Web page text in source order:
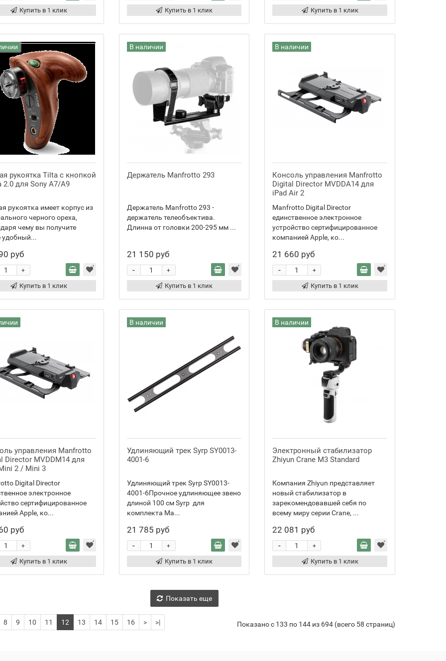
Купить в 1 клик Купить в 1 клик Купить в 1 клик
рукоятка Tilta с кнопкой
2.0 для Sony A7/A9
рукоятка имеет корпус из
черного ореха,
чему вы получите
удобный...
руб
+
Купить в 1 клик
В наличии
Держатель Manfrotto 293
Держатель Manfrotto 293 -
держатель телеобъектива.
Длинна от головки 200-295 мм ...
21 150 руб
+
-
Купить в 1 клик
В наличии
Консоль управления Manfrotto
Digital Director MVDDA14 для
iPad Air 2
Manfrotto Digital Director
единственное электронное
устройство сертифицированное
компанией Apple, ко...
21 660 руб
+
-
Купить в 1 клик
управления Manfrotto
Director MVDDM14 для
2 / Mini 3
Digital Director
электронное
сертифицированное
Apple, ко...
руб
+
Купить в 1 клик
В наличии
Удлиняющий трек Syrp SY0013-
4001-6
Удлиняющий трек Syrp SY0013-
4001-6Прочное удлиняющее звено
длиной 100 см Syrp для
комплекта Ma...
21 785 руб
+
-
Купить в 1 клик
В наличии
Электронный стабилизатор
Zhiyun Crane M3 Standard
Компания Zhiyun представляет
новый стабилизатор в
зарекомендовавшей себя по
всему миру серии Crane, ...
22 081 руб
+
-
Купить в 1 клик
Показать еще
8 9 10 11 12 13 14 15 16 > >| Показано с 133 по 144 из 694 (всего 58 страниц)